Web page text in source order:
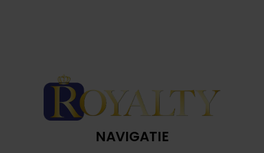
NAVIGATIE